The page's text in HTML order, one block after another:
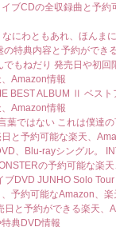
ブCDの全収録曲と予約
にわともあれ、ほんま
の特典内容と予約ができ
でもねだり 発売日や初回
Amazon情報
BEST ALBUM Ⅱ ベスト
Amazon情報
葉ではない これは僕達
と予約可能な楽天、
、Blu-rayシングル。
の予約可能な楽
ブDVD JUNHO Solo Tour
予約可能なAmazon、楽
日と予約ができる楽天、
典DVD情報